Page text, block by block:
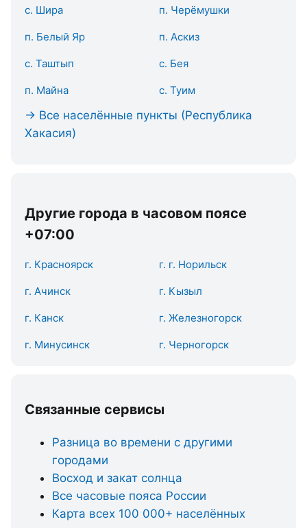
с. Шира п. Черёмушки
п. Белый Яр п. Аскиз
с. Таштып с. Бея
п. Майна с. Туим
→ Все населённые пункты (Республика
Хакасия)
Другие города в часовом поясе
+07:00
г. Красноярск г. г. Норильск
г. Ачинск г. Кызыл
г. Канск г. Железногорск
г. Минусинск г. Черногорск
Связанные сервисы
Разница во времени с другими
городами
Восход и закат солнца
Все часовые пояса России
Карта всех 100 000+ населённых